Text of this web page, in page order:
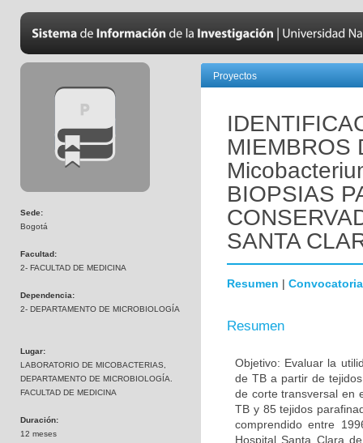
Sede:
Bogotá
Facultad:
2- FACULTAD DE MEDICINA
Dependencia:
2- DEPARTAMENTO DE MICROBIOLOGÍA
Lugar:
LABORATORIO DE MICOBACTERIAS,
DEPARTAMENTO DE MICROBIOLOGÍA.
FACULTAD DE MEDICINA
Duración:
12 meses
Proyectos
MIEMBROS
BIOPSIAS
SANTA
Resumen | Convocatoria
Resumen
Objetivo: Evaluar la
de TB a partir de
de corte transversal en
TB y 85 tejidos
comprendido entre
Hospital Santa Clara